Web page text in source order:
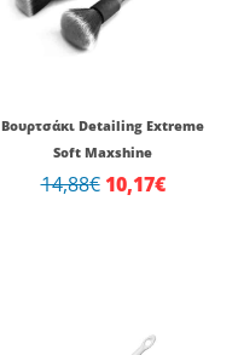
Βουρτσάκι Detailing Extreme
Soft Maxshine
14,88€
14,88€.
10,17€